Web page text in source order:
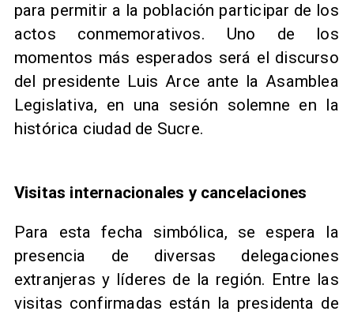
para permitir a la población participar de los
actos conmemorativos. Uno de los
momentos más esperados será el discurso
del presidente Luis Arce ante la Asamblea
Legislativa, en una sesión solemne en la
histórica ciudad de Sucre.
Visitas internacionales y cancelaciones
Para esta fecha simbólica, se espera la
presencia de diversas delegaciones
extranjeras y líderes de la región. Entre las
visitas confirmadas están la presidenta de